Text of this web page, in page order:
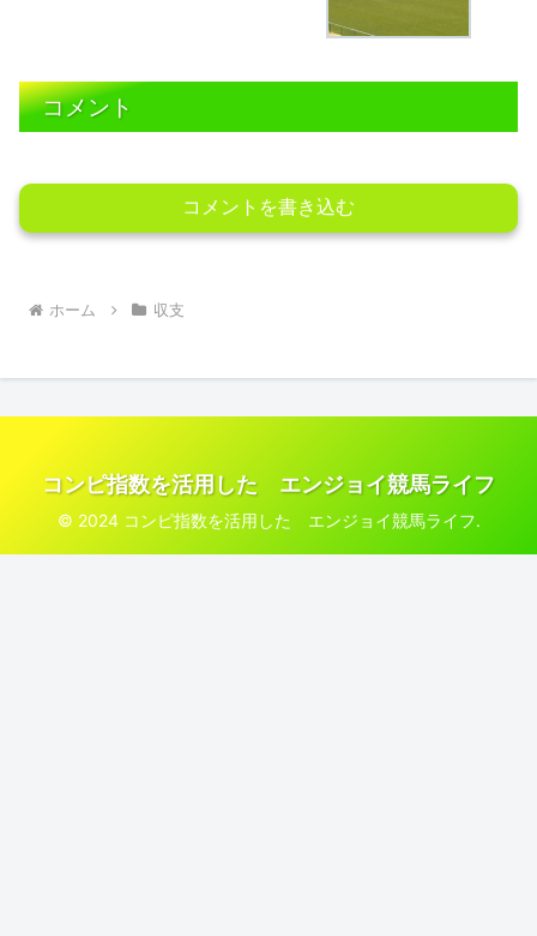
コメント
コメントを書き込む
ホーム 収支
コンピ指数を活用した エンジョイ競馬ライフ
© 2024 コンピ指数を活用した エンジョイ競馬ライフ.